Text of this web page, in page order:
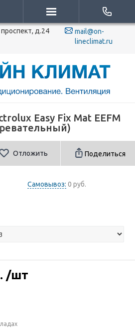
д.24
mail@on-
lineclimat.ru
Easy Fix Mat EEFM
Отложить Поделиться
Самовывоз: 0 руб.
/шт